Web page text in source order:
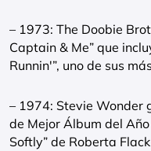
– 1973: The Doobie
Captain & Me” que
Runnin'”, uno de sus
– 1974: Stevie Wonder
de Mejor Álbum del Año
Softly” de Roberta